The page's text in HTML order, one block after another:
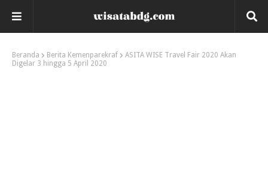
Beranda Berita Kemenparekraf
ASITA WISE Travel Fair 2020 Akan
Digelar 3 hingga 5 April 2020